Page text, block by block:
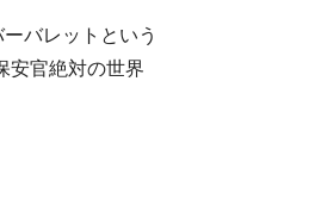
バレットという
安官絶対の世界